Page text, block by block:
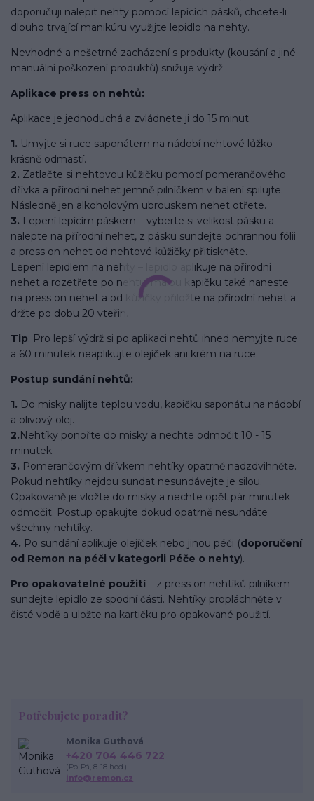
doporučuji nalepit nehty pomocí lepících pásků, chcete-li
dlouho trvající manikúru využijte lepidlo na nehty.
Nevhodné a nešetrné zacházení s produkty (kousání a jiné
manuální poškození produktů) snižuje výdrž
Aplikace press on nehtů:
Aplikace je jednoduchá a zvládnete ji do 15 minut.
1. Umyjte si ruce saponátem na nádobí nehtové lůžko
krásně odmastí.
2. Zatlačte si nehtovou kůžičku pomocí pomerančového
dřívka a přírodní nehet jemně pilníčkem v balení spilujte.
Následně jen alkoholovým ubrouskem nehet otřete.
3. Lepení lepícím páskem – vyberte si velikost pásku a
nalepte na přírodní nehet, z pásku sundejte ochrannou fólii
a press on nehet od nehtové kůžičky přitiskněte.
Lepení lepidlem na nehty – lepidlo aplikuje na přírodní
nehet a rozetřete po nehtu, malou kapičku také naneste
na press on nehet a od kůžičky přiložte na přírodní nehet a
držte po dobu 20 vteřin.
Tip: Pro lepší výdrž si po aplikaci nehtů ihned nemyjte ruce
a 60 minutek neaplikujte olejíček ani krém na ruce.
Postup sundání nehtů:
1. Do misky nalijte teplou vodu, kapičku saponátu na nádobí
a olivový olej.
2.Nehtíky ponořte do misky a nechte odmočit 10 - 15
minutek.
3. Pomerančovým dřívkem nehtíky opatrně nadzdvihněte.
Pokud nehtíky nejdou sundat nesundávejte je silou.
Opakovaně je vložte do misky a nechte opět pár minutek
odmočit. Postup opakujte dokud opatrně nesundáte
všechny nehtíky.
4. Po sundání aplikuje olejíček nebo jinou péči (doporučení
od Remon na péči v kategorii Péče o nehty).
Pro opakovatelné použití– z press on nehtíků pilníkem
sundejte lepidlo ze spodní části. Nehtíky propláchněte v
čisté vodě a uložte na kartičku pro opakované použití.
Potřebujete poradit?
Monika Guthová
+420 704 446 722
(Po-Pá, 8-18 hod.)
info@remon.cz